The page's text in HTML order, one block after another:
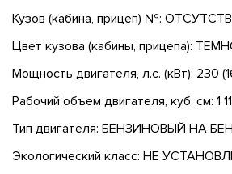
Кузов (кабина, прицеп) №:
Цвет кузова (кабины, прицепа):
Мощность двигателя, л.с. (кВт): 230
Рабочий объем двигателя, куб. см: 1
Тип двигателя: БЕНЗИНОВЫЙ НА
Экологический класс: НЕ